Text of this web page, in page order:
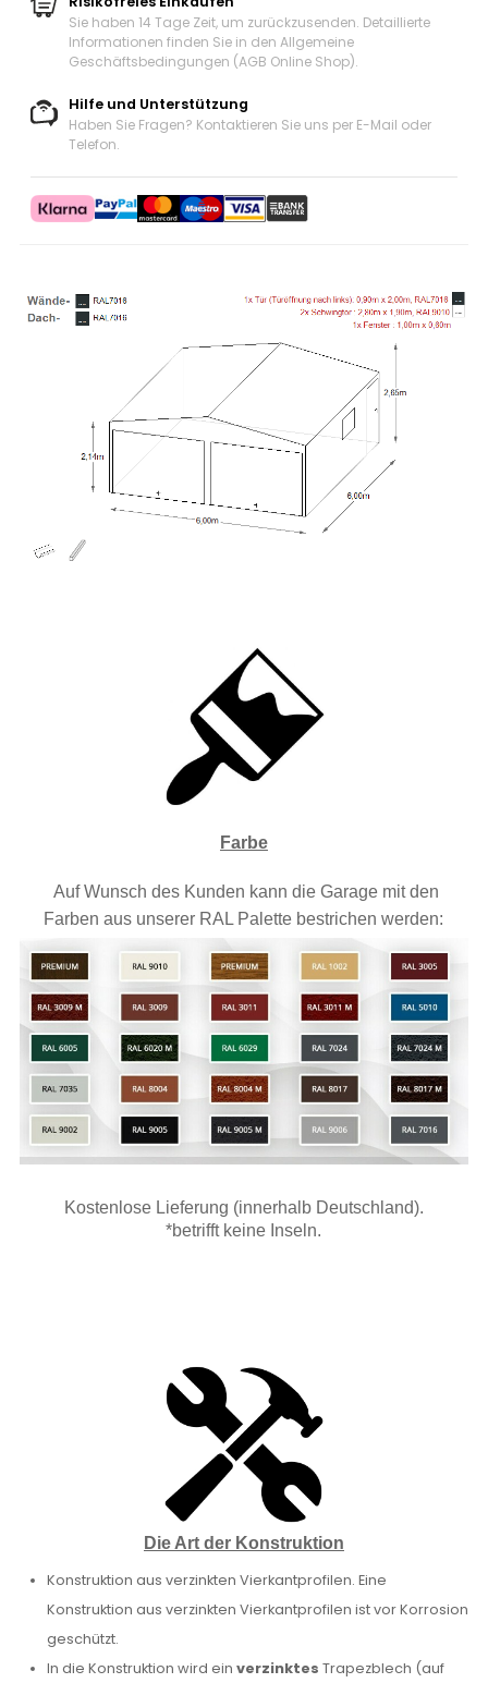
Sie haben 14 Tage Zeit, um zurückzusenden. Detaillierte
Informationen finden Sie in den Allgemeine
Geschäftsbedingungen (AGB Online Shop).
Hilfe und Unterstützung
Haben Sie Fragen? Kontaktieren Sie uns per E-Mail oder
Telefon.
Farbe
Auf Wunsch des Kunden kann die Garage mit den
Farben aus unserer RAL Palette bestrichen werden:
Kostenlose Lieferung (innerhalb Deutschland).
*betrifft keine Inseln.
Die Art der Konstruktion
Konstruktion aus verzinkten Vierkantprofilen. Eine
Konstruktion aus verzinkten Vierkantprofilen ist vor Korrosion
geschützt.
In die Konstruktion wird ein verzinktes Trapezblech (auf